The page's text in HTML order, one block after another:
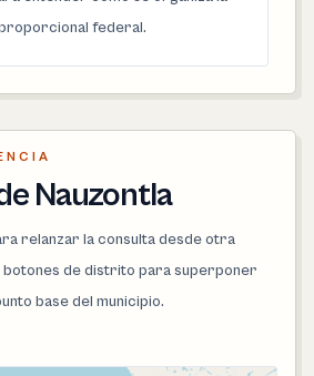
federal.
Nauzontla
relanzar la consulta desde otra
botones de distrito para superponer
base del municipio.